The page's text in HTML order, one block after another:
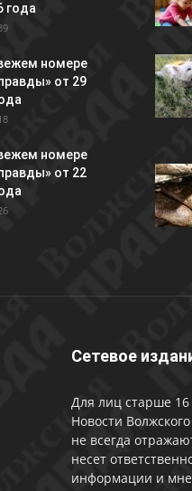
года
номере
от 29
номере
от 22
Сетевое
Для лиц старше 16
Новости
не всегда
несет
информации и